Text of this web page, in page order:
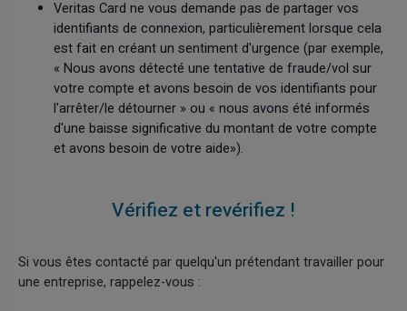
Veritas Card ne vous demande pas de partager vos
identifiants de connexion, particulièrement lorsque cela
est fait en créant un sentiment d'urgence (par exemple,
« Nous avons détecté une tentative de fraude/vol sur
votre compte et avons besoin de vos identifiants pour
l'arrêter/le détourner » ou « nous avons été informés
d'une baisse significative du montant de votre compte
et avons besoin de votre aide»).
Vérifiez et revérifiez !
Si vous êtes contacté par quelqu'un prétendant travailler pour
une entreprise, rappelez-vous :